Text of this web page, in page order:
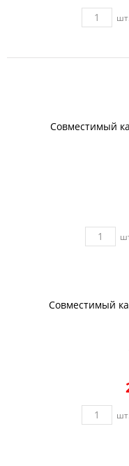
шт.
Совместимый
Совместимый
шт.